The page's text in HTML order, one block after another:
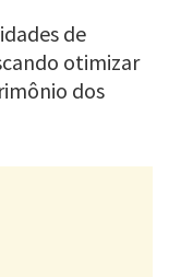
de
otimizar
dos